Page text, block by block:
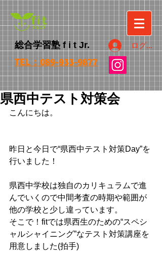
総合学習塾 f i t Jr. ログイン
TEL：089-933-9877
県西中テスト対策会
こんにちは。
昨日と今日で“県西中テスト対策Day”を
行いました！
県西中学校は独自のカリキュラムで進
んでいくので中間考査の時期や範囲が
他の学校と少し違っています。
そこで！fitでは県西生のための“スペシ
ャルシャイニング”なテスト対策講座を
用意しました(拍手)